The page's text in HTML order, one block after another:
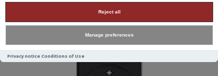
Reject all
Manage preferences
Privacy notice Conditions of Use
WiiM Voice Remote for WiiM Mini and Pro streamer